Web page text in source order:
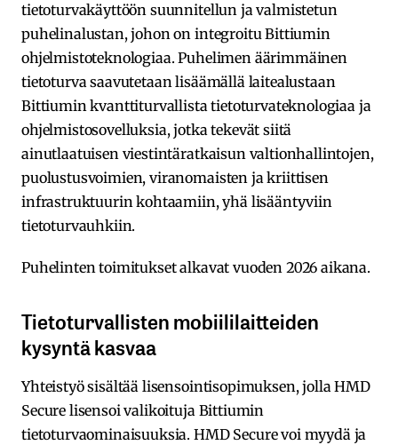
tietoturvakäyttöön suunnitellun ja valmistetun
puhelinalustan, johon on integroitu Bittiumin
ohjelmistoteknologiaa. Puhelimen äärimmäinen
tietoturva saavutetaan lisäämällä laitealustaan
Bittiumin kvanttiturvallista tietoturvateknologiaa ja
ohjelmistosovelluksia, jotka tekevät siitä
ainutlaatuisen viestintäratkaisun valtionhallintojen,
puolustusvoimien, viranomaisten ja kriittisen
infrastruktuurin kohtaamiin, yhä lisääntyviin
tietoturvauhkiin.
Puhelinten toimitukset alkavat vuoden 2026 aikana.
Tietoturvallisten mobiililaitteiden
kysyntä kasvaa
Yhteistyö sisältää lisensointisopimuksen, jolla HMD
Secure lisensoi valikoituja Bittiumin
tietoturvaominaisuuksia. HMD Secure voi myydä ja